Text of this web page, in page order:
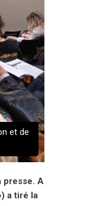
et de
presse. A
) a tiré la